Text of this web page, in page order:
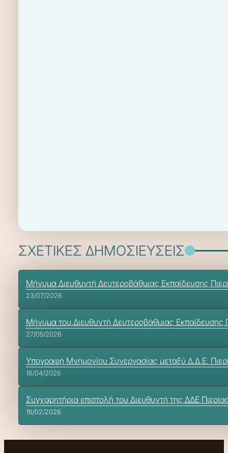
ΣΧΕΤΙΚΕΣ ΔΗΜΟΣΙΕΥΣΕΙΣ
Μήνυμα Διευθυντή Δευτεροβάθμιας Εκπαίδευσης
23/07/2026
Μήνυμα του Διευθυντή Δευτεροβάθμιας Εκπαίδευσης
27/05/2026
Υπογραφή Μνημονίου Συνεργασίας μεταξύ Δ.Δ.Ε.
16/04/2026
Συγχαρητήρια επιστολή του Διευθυντή της ΔΔΕ
16/02/2026